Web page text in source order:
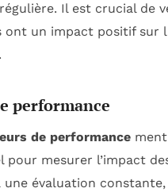
Il est crucial de
ont un impact positif sur
performance
de performance
pour mesurer l’impact
évaluation constante,